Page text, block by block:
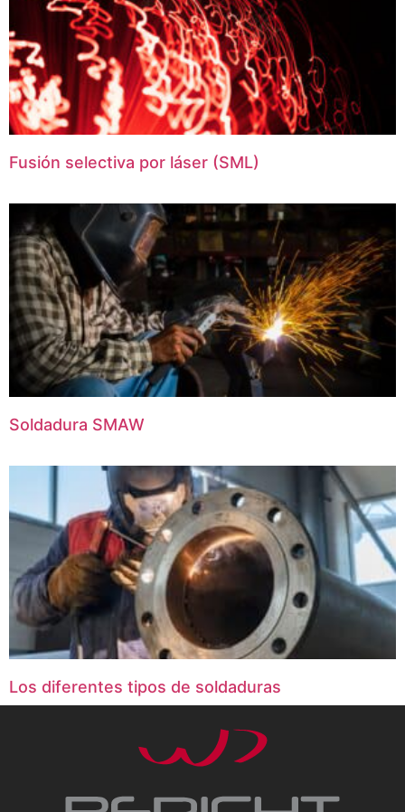
Fusión selectiva por láser (SML)
Soldadura SMAW
Los diferentes tipos de soldaduras